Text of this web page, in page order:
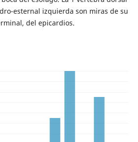
esternal izquierda son miras de su
del epicardios.